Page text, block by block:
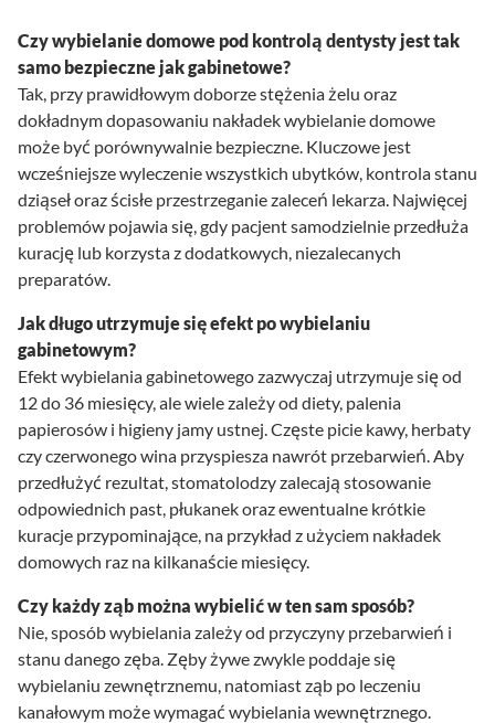
Czy wybielanie domowe pod kontrolą dentysty jest tak
samo bezpieczne jak gabinetowe?
Tak, przy prawidłowym doborze stężenia żelu oraz
dokładnym dopasowaniu nakładek wybielanie domowe
może być porównywalnie bezpieczne. Kluczowe jest
wcześniejsze wyleczenie wszystkich ubytków, kontrola stanu
dziąseł oraz ścisłe przestrzeganie zaleceń lekarza. Najwięcej
problemów pojawia się, gdy pacjent samodzielnie przedłuża
kurację lub korzysta z dodatkowych, niezalecanych
preparatów.
Jak długo utrzymuje się efekt po wybielaniu
gabinetowym?
Efekt wybielania gabinetowego zazwyczaj utrzymuje się od
12 do 36 miesięcy, ale wiele zależy od diety, palenia
papierosów i higieny jamy ustnej. Częste picie kawy, herbaty
czy czerwonego wina przyspiesza nawrót przebarwień. Aby
przedłużyć rezultat, stomatolodzy zalecają stosowanie
odpowiednich past, płukanek oraz ewentualne krótkie
kuracje przypominające, na przykład z użyciem nakładek
domowych raz na kilkanaście miesięcy.
Czy każdy ząb można wybielić w ten sam sposób?
Nie, sposób wybielania zależy od przyczyny przebarwień i
stanu danego zęba. Zęby żywe zwykle poddaje się
wybielaniu zewnętrznemu, natomiast ząb po leczeniu
kanałowym może wymagać wybielania wewnętrznego.